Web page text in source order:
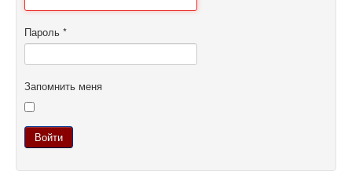
Пароль *
Запомнить меня
Войти